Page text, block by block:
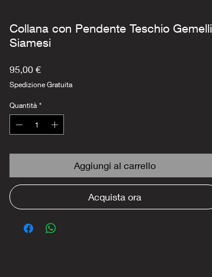
Collana con Pendente Teschio Gemelli
Siamesi
95,00 €Prezzo
Spedizione Gratuita
Quantità *
Aggiungi al carrello
Acquista ora